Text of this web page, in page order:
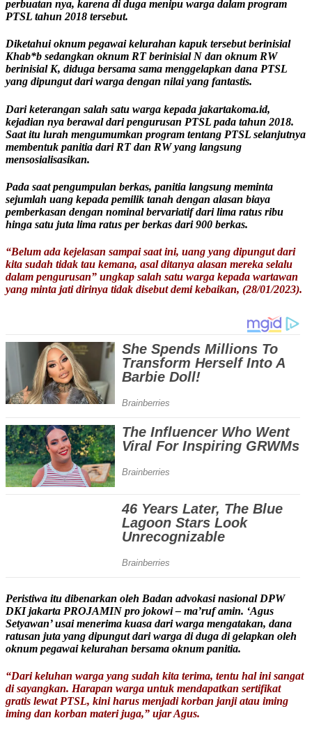
perbuatan nya, karena di duga menipu warga dalam program
PTSL tahun 2018 tersebut.
Diketahui oknum pegawai kelurahan kapuk tersebut berinisial
Khab*b sedangkan oknum RT berinisial N dan oknum RW
berinisial K, diduga bersama sama menggelapkan dana PTSL
yang dipungut dari warga dengan nilai yang fantastis.
Dari keterangan salah satu warga kepada jakartakoma.id,
kejadian nya berawal dari pengurusan PTSL pada tahun 2018.
Saat itu lurah mengumumkan program tentang PTSL selanjutnya
membentuk panitia dari RT dan RW yang langsung
mensosialisasikan.
Pada saat pengumpulan berkas, panitia langsung meminta
sejumlah uang kepada pemilik tanah dengan alasan biaya
pemberkasan dengan nominal bervariatif dari lima ratus ribu
hinga satu juta lima ratus per berkas dari 900 berkas.
“Belum ada kejelasan sampai saat ini, uang yang dipungut dari
kita sudah tidak tau kemana, asal ditanya alasan mereka selalu
dalam pengurusan” ungkap salah satu warga kepada wartawan
yang minta jati dirinya tidak disebut demi kebaikan, (28/01/2023).
Peristiwa itu dibenarkan oleh Badan advokasi nasional DPW
DKI jakarta PROJAMIN pro jokowi – ma’ruf amin. ‘Agus
Setyawan’ usai menerima kuasa dari warga mengatakan, dana
ratusan juta yang dipungut dari warga di duga di gelapkan oleh
oknum pegawai kelurahan bersama oknum panitia.
“Dari keluhan warga yang sudah kita terima, tentu hal ini sangat
di sayangkan. Harapan warga untuk mendapatkan sertifikat
gratis lewat PTSL, kini harus menjadi korban janji atau iming
iming dan korban materi juga,” ujar Agus.